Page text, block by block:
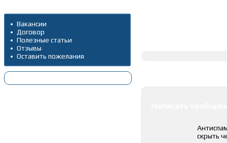
скрыть
Вакансии
Договор
Полезные статьи
Отзывы
Оставить пожелания